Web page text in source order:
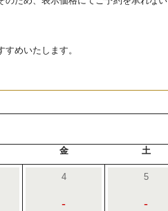
めいたします。
金 土
4
-
5
-